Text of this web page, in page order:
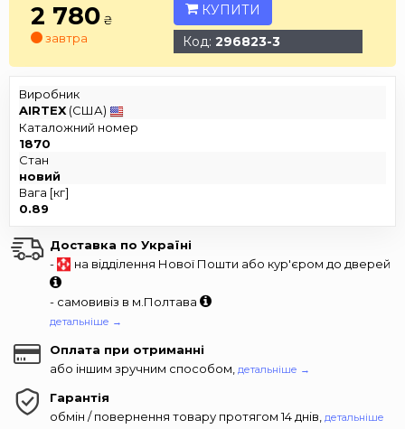
2 780 ₴
завтра
КУПИТИ
Код: 296823-3
Виробник
AIRTEX (США)
Каталожний номер
1870
Стан
новий
Вага [кг]
0.89
Доставка по Україні
-
на відділення Нової Пошти або кур'єром до дверей
- самовивіз в м.Полтава
детальніше →
Оплата при отриманні
або іншим зручним способом, детальніше →
Гарантія
обмін / повернення товару протягом 14 днів, детальніше